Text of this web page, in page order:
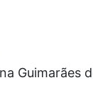
Guimarães